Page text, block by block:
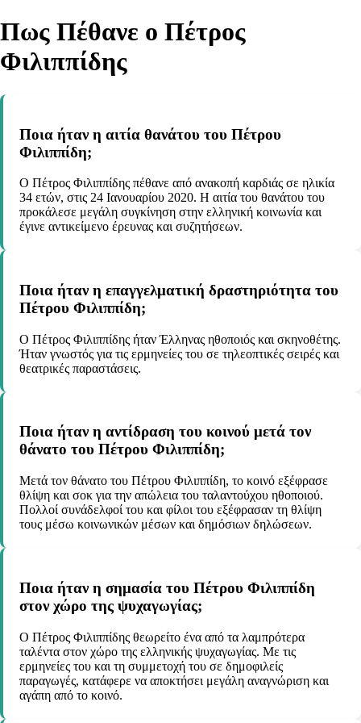
Πως Πέθανε ο Πέτρος
Φιλιππίδης
Ποια ήταν η αιτία θανάτου του Πέτρου
Φιλιππίδη;
Ο Πέτρος Φιλιππίδης πέθανε από ανακοπή καρδιάς σε ηλικία
34 ετών, στις 24 Ιανουαρίου 2020. Η αιτία του θανάτου του
προκάλεσε μεγάλη συγκίνηση στην ελληνική κοινωνία και
έγινε αντικείμενο έρευνας και συζητήσεων.
Ποια ήταν η επαγγελματική δραστηριότητα του
Πέτρου Φιλιππίδη;
Ο Πέτρος Φιλιππίδης ήταν Έλληνας ηθοποιός και σκηνοθέτης.
Ήταν γνωστός για τις ερμηνείες του σε τηλεοπτικές σειρές και
θεατρικές παραστάσεις.
Ποια ήταν η αντίδραση του κοινού μετά τον
θάνατο του Πέτρου Φιλιππίδη;
Μετά τον θάνατο του Πέτρου Φιλιππίδη, το κοινό εξέφρασε
θλίψη και σοκ για την απώλεια του ταλαντούχου ηθοποιού.
Πολλοί συνάδελφοί του και φίλοι του εξέφρασαν τη θλίψη
τους μέσω κοινωνικών μέσων και δημόσιων δηλώσεων.
Ποια ήταν η σημασία του Πέτρου Φιλιππίδη
στον χώρο της ψυχαγωγίας;
Ο Πέτρος Φιλιππίδης θεωρείτο ένα από τα λαμπρότερα
ταλέντα στον χώρο της ελληνικής ψυχαγωγίας. Με τις
ερμηνείες του και τη συμμετοχή του σε δημοφιλείς
παραγωγές, κατάφερε να αποκτήσει μεγάλη αναγνώριση και
αγάπη από το κοινό.